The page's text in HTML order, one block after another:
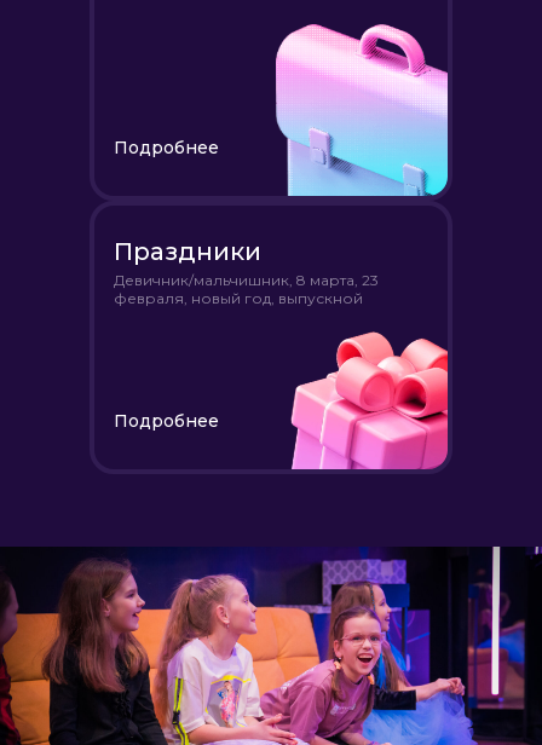
Подробнее
Праздники
Девичник/мальчишник, 8 марта, 23
февраля, новый год, выпускной
Подробнее